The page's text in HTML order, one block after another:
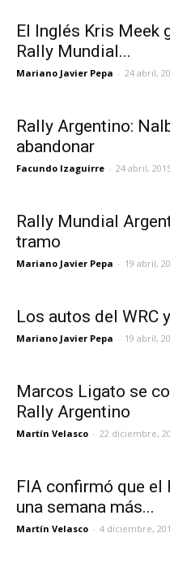
El Inglés Kris Meek
Rally Mundial...
Mariano Javier Pepa - 24 abril,
Rally Argentino:
abandonar
Facundo Izaguirre - 24 abril,
Rally Mundial
tramo
Mariano Javier Pepa - 19 abril,
Los autos del WRC
Mariano Javier Pepa - 19 abril,
Marcos Ligato se
Rally Argentino
Martín Velasco - 22 diciembre,
FIA confirmó que el
una semana más...
Martín Velasco - 4 diciembre,